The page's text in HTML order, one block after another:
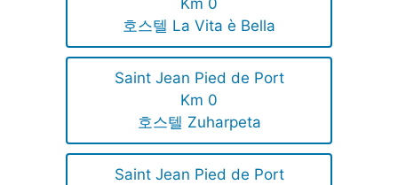
Km 0
호스텔 La Vita è Bella
Saint Jean Pied de Port
Km 0
호스텔 Zuharpeta
Saint Jean Pied de Port